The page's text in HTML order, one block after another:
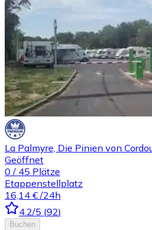
La Palmyre, Die Pinien von
Geöffnet
0 / 45 Plätze
Etappenstellplatz
16,14 € /24h
4.2/5 (92)
Buchen